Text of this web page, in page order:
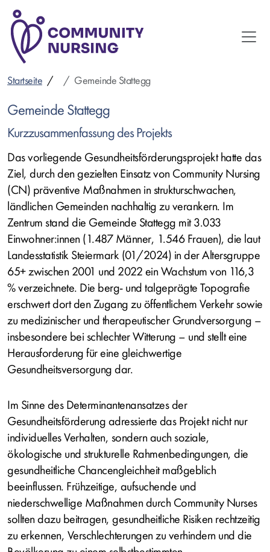
Direkt
zum
Inhalt
Startseite Gemeinde Stattegg
Gemeinde Stattegg
Kurzzusammenfassung des Projekts
Das vorliegende Gesundheitsförderungsprojekt hatte das
Ziel, durch den gezielten Einsatz von Community Nursing
(CN) präventive Maßnahmen in strukturschwachen,
ländlichen Gemeinden nachhaltig zu verankern. Im
Zentrum stand die Gemeinde Stattegg mit 3.033
Einwohner:innen (1.487 Männer, 1.546 Frauen), die laut
Landesstatistik Steiermark (01/2024) in der Altersgruppe
65+ zwischen 2001 und 2022 ein Wachstum von 116,3
% verzeichnete. Die berg- und talgeprägte Topografie
erschwert dort den Zugang zu öffentlichem Verkehr sowie
zu medizinischer und therapeutischer Grundversorgung –
insbesondere bei schlechter Witterung – und stellt eine
Herausforderung für eine gleichwertige
Gesundheitsversorgung dar.
Im Sinne des Determinantenansatzes der
Gesundheitsförderung adressierte das Projekt nicht nur
individuelles Verhalten, sondern auch soziale,
ökologische und strukturelle Rahmenbedingungen, die
gesundheitliche Chancengleichheit maßgeblich
beeinflussen. Frühzeitige, aufsuchende und
niederschwellige Maßnahmen durch Community Nurses
sollten dazu beitragen, gesundheitliche Risiken rechtzeitig
zu erkennen, Verschlechterungen zu verhindern und die